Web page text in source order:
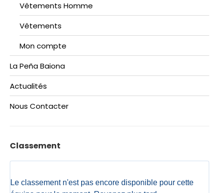
Vêtements Homme
Vêtements
Mon compte
La Peña Baiona
Actualités
Nous Contacter
Classement